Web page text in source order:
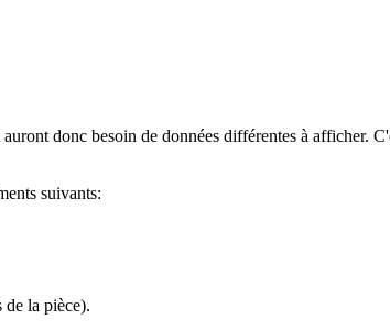
donc besoin de données différentes à afficher.
suivants:
de la pièce).